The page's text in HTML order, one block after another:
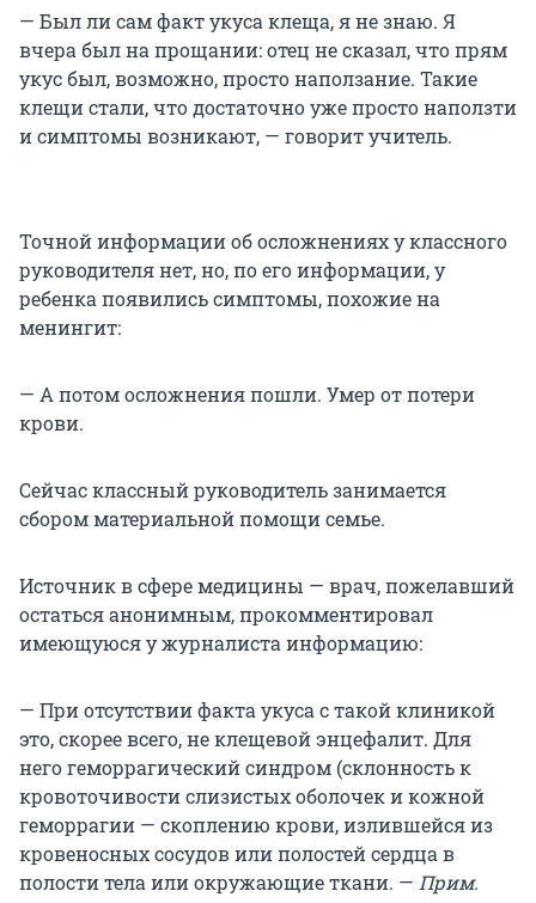
— Был ли сам факт укуса клеща, я не знаю. Я
вчера был на прощании: отец не сказал, что прям
укус был, возможно, просто наползание. Такие
клещи стали, что достаточно уже просто наползти
и симптомы возникают, — говорит учитель.
Точной информации об осложнениях у классного
руководителя нет, но, по его информации, у
ребенка появились симптомы, похожие на
менингит:
— А потом осложнения пошли. Умер от потери
крови.
Сейчас классный руководитель занимается
сбором материальной помощи семье.
Источник в сфере медицины — врач, пожелавший
остаться анонимным, прокомментировал
имеющуюся у журналиста информацию:
— При отсутствии факта укуса с такой клиникой
это, скорее всего, не клещевой энцефалит. Для
него геморрагический синдром (склонность к
кровоточивости слизистых оболочек и кожной
геморрагии — скоплению крови, излившейся из
кровеносных сосудов или полостей сердца в
полости тела или окружающие ткани. — Прим.